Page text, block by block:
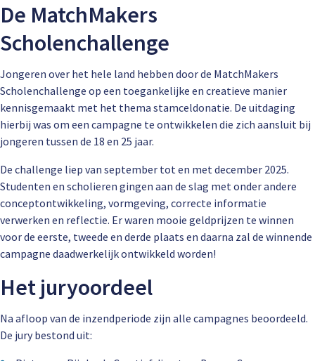
De MatchMakers
Scholenchallenge
Jongeren over het hele land hebben door de MatchMakers
Scholenchallenge op een toegankelijke en creatieve manier
kennisgemaakt met het thema stamceldonatie. De uitdaging
hierbij was om een campagne te ontwikkelen die zich aansluit bij
jongeren tussen de 18 en 25 jaar.
De challenge liep van september tot en met december 2025.
Studenten en scholieren gingen aan de slag met onder andere
conceptontwikkeling, vormgeving, correcte informatie
verwerken en reflectie. Er waren mooie geldprijzen te winnen
voor de eerste, tweede en derde plaats en daarna zal de winnende
campagne daadwerkelijk ontwikkeld worden!
Het juryoordeel
Na afloop van de inzendperiode zijn alle campagnes beoordeeld.
De jury bestond uit: